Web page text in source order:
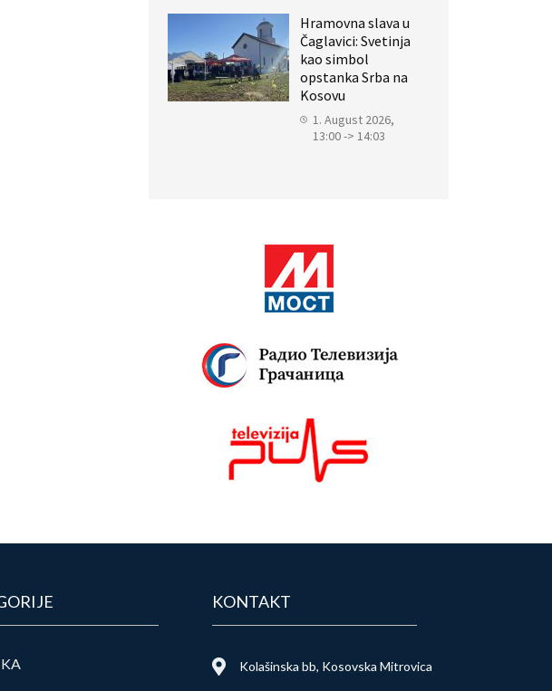
Hramovna slava u
Čaglavici: Svetinja
kao simbol
opstanka Srba na
Kosovu
1. August 2026,
13:00 -> 14:03
KONTAKT
Kolašinska bb, Kosovska Mitrovica